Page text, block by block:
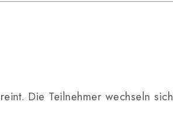
Die Teilnehmer wechseln sich